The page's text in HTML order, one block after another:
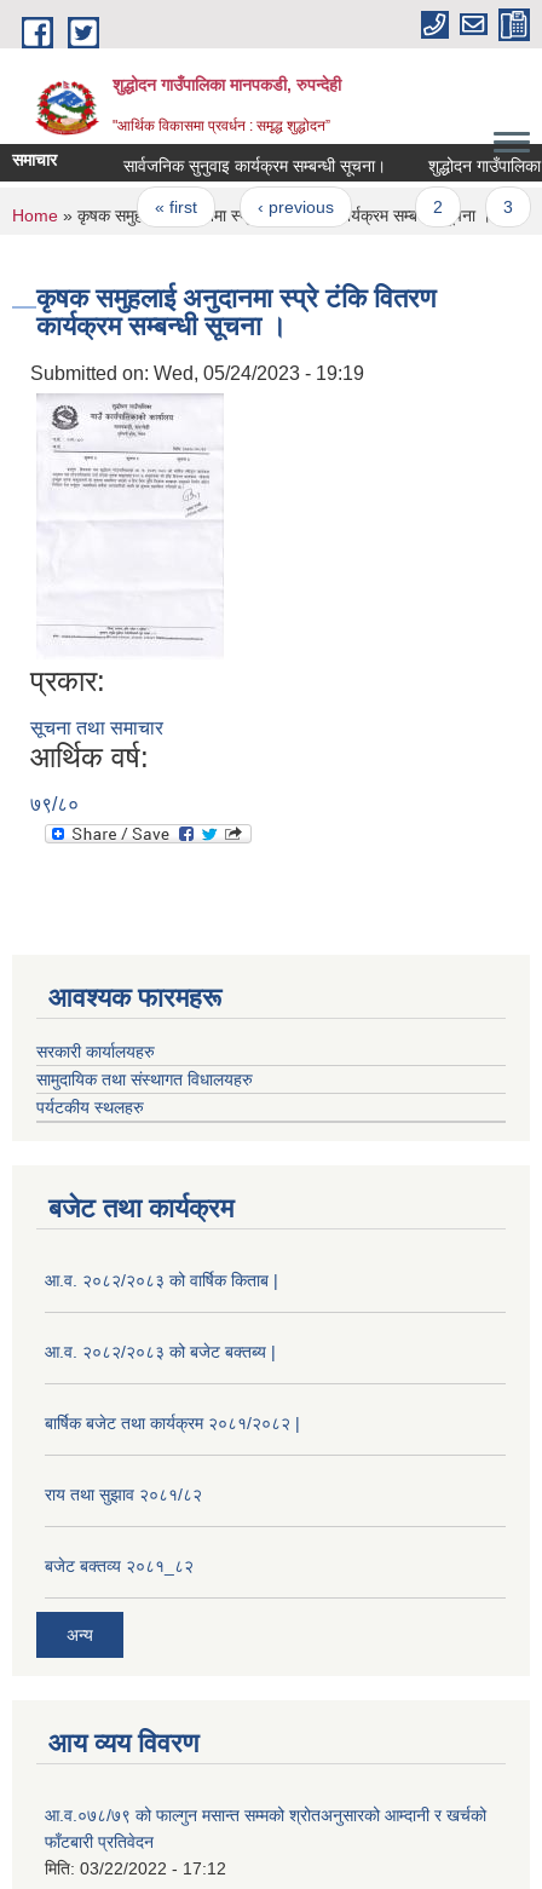
Skip to main content
शुद्धोदन गाउँपालिका मानपकडी, रुपन्देही
"आर्थिक विकासमा प्रवर्धन : समृद्ध शुद्धोदन”
समाचार सार्वजनिक सुनुवाइ कार्यक्रम सम्बन्धी सूचना। शुद्धोदन गाउँपालिका
Pages
« first ‹ previous … 2 3
You are here
Home » कृषक समुहलाई अनुदानमा स्प्रे टंकि वितरण कार्यक्रम सम्बन्धी सूचना ।
कृषक समुहलाई अनुदानमा स्प्रे टंकि वितरण
कार्यक्रम सम्बन्धी सूचना ।
Submitted on: Wed, 05/24/2023 - 19:19
प्रकार:
सूचना तथा समाचार
आर्थिक वर्ष:
७९/८०
आवश्यक फारमहरू
सरकारी कार्यालयहरु
सामुदायिक तथा संस्थागत विधालयहरु
पर्यटकीय स्थलहरु
बजेट तथा कार्यक्रम
आ.व. २०८२/२०८३ को वार्षिक किताब |
आ.व. २०८२/२०८३ को बजेट बक्तब्य |
बार्षिक बजेट तथा कार्यक्रम २०८१/२०८२ |
राय तथा सुझाव २०८१/८२
बजेट बक्तव्य २०८१_८२
अन्य
आय व्यय विवरण
आ.व.०७८/७९ को फाल्गुन मसान्त सम्मको श्रोतअनुसारको आम्दानी र खर्चको
फाँटबारी प्रतिवेदन
मिति: 03/22/2022 - 17:12